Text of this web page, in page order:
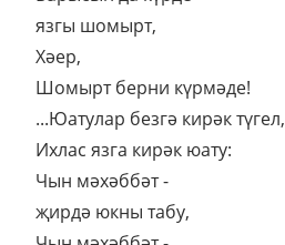
язгы шомырт,
Хәер,
Шомырт берни күрмәде!
...Юатулар безгә кирәк түгел,
Ихлас язга кирәк юату:
Чын мәхәббәт -
җирдә юкны табу,